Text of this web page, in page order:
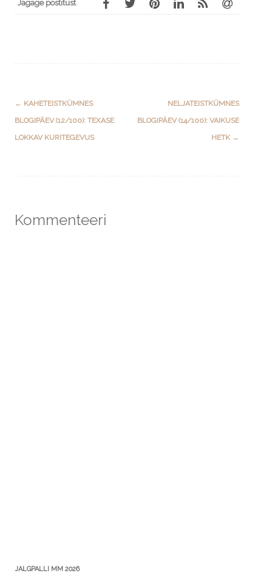
Jagage postitust
Post
navigation
← KAHETEISTKÜMNES
BLOGIPÄEV (12/100): TEXASE
LOKKAV KURITEGEVUS
NELJATEISTKÜMNES
BLOGIPÄEV (14/100): VAIKUSE
HETK →
Kommenteeri
JALGPALLI MM 2026